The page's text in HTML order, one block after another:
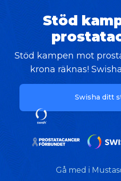
Stöd
Stöd kampen mot
krona räknas!
Swisha ditt
Gå med i